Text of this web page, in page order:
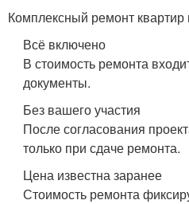
Комплексный ремонт квартир
Всё включено
В стоимость ремонта
документы.
Без вашего участия
После согласования
только при сдаче ремонта.
Цена известна заранее
Стоимость ремонта